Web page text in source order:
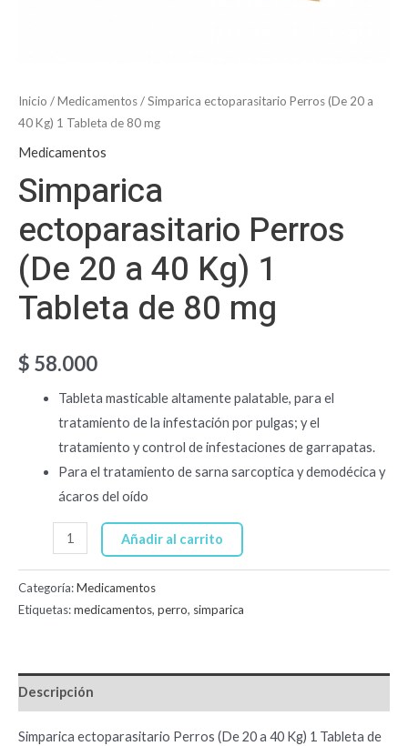
Inicio /Medicamentos/ Simparica ectoparasitario Perros (De 20 a
40 Kg) 1 Tableta de 80 mg
Medicamentos
Simparica
ectoparasitario Perros
(De 20 a 40 Kg) 1
Tableta de 80 mg
$ 58.000
Tableta masticable altamente palatable, para el
tratamiento de la infestación por pulgas; y el
tratamiento y control de infestaciones de garrapatas.
Para el tratamiento de sarna sarcoptica y demodécica y
ácaros del oído
Añadir al carrito
Categoría:Medicamentos
Etiquetas:medicamentos, perro, simparica
Descripción
Simparica ectoparasitario Perros (De 20 a 40 Kg) 1 Tableta de